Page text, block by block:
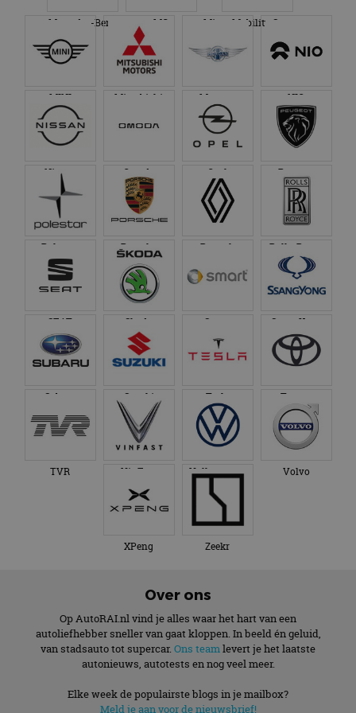
Mercedes-Benz MG Micro Mobility Systems
MINI Mitsubishi Morgan NIO
Nissan Omoda Opel Peugeot
Polestar Porsche Renault Rolls-Royce
SEAT Skoda Smart SsangYong
Subaru Suzuki Tesla Toyota
TVR VinFast Volkswagen Volvo
XPeng Zeekr
Over ons
Op AutoRAI.nl vind je alles waar het hart van een
autoliefhebber sneller van gaat kloppen. In beeld én geluid,
van stadsauto tot supercar. Ons team levert je het laatste
autonieuws, autotests en nog veel meer.
Elke week de populairste blogs in je mailbox?
Meld je aan voor de nieuwsbrief!